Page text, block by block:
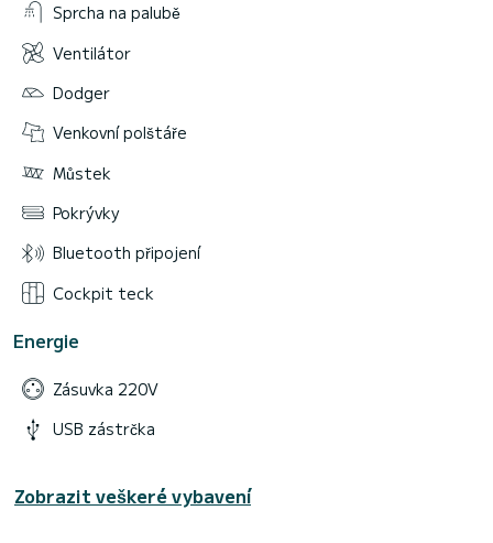
Sprcha na palubě
Ventilátor
Dodger
Venkovní polštáře
Můstek
Pokrývky
Bluetooth připojení
Cockpit teck
Energie
Zásuvka 220V
USB zástrčka
Zobrazit veškeré vybavení